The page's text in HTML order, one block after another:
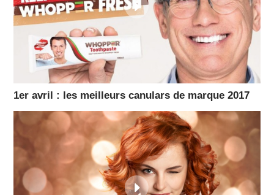
1er avril : les meilleurs canulars de marque 2017